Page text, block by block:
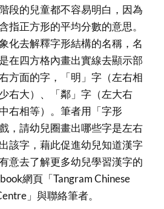
段的兒童都不容易明白，因為
指正方形的平均分數的意思。
化去解釋字形結構的名稱，名
在四方格內畫出實線去顯示部
方面的字，「明」字（左右相
右大）、「鄰」字（左大右
右相等）。筆者用「字形
，請幼兒圈畫出哪些字是左右
該字，藉此促進幼兒知道漢字
意去了解更多幼兒學習漢字的
網頁「Tangram Chinese
」與聯絡筆者。